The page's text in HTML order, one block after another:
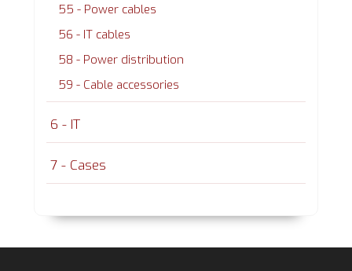
55 - Power cables
56 - IT cables
58 - Power distribution
59 - Cable accessories
6 - IT
7 - Cases